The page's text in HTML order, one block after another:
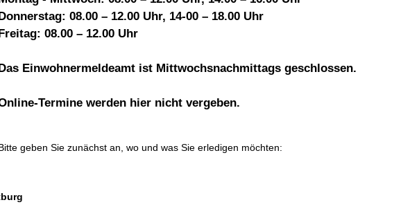
Donnerstag: 08.00 – 12.00 Uhr, 14-00 – 18.00 Uhr
Freitag: 08.00 – 12.00 Uhr
Einwohnermeldeamt ist Mittwochsnachmittags geschlossen.
Termine werden hier nicht vergeben.
geben Sie zunächst an, wo und was Sie erledigen möchten: